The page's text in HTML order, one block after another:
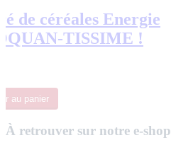
de céréales Energie
TISSIME !
au panier
À retrouver sur notre e-shop